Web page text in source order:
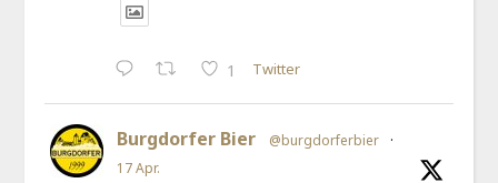
1 Twitter
Burgdorfer Bier @burgdorferbier
·
17 Apr.